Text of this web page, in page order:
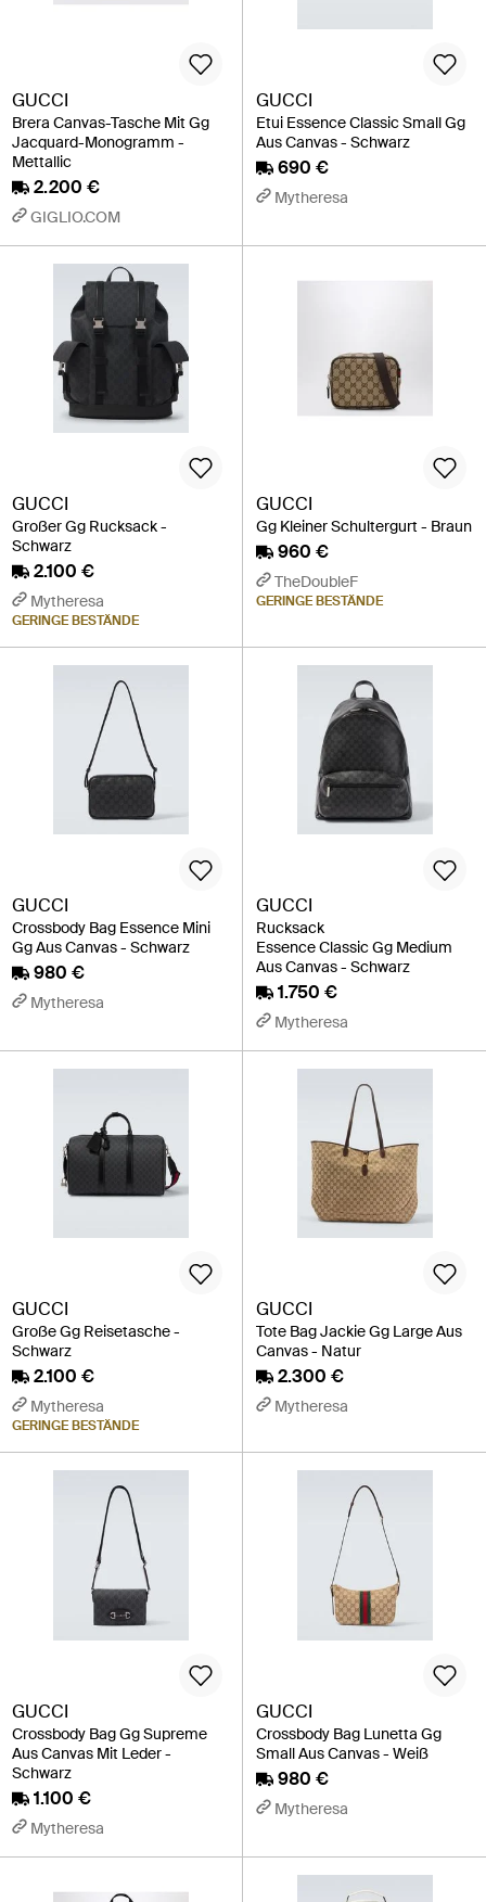
GUCCI
Brera Canvas-Tasche Mit Gg
Jacquard-Monogramm -
Mettallic
2.200 €
GIGLIO.COM
GUCCI
Etui Essence Classic Small Gg
Aus Canvas - Schwarz
690 €
Mytheresa
GUCCI
Großer Gg Rucksack -
Schwarz
2.100 €
Mytheresa
GERINGE BESTÄNDE
GUCCI
Gg Kleiner Schultergurt - Braun
960 €
TheDoubleF
GERINGE BESTÄNDE
GUCCI
Crossbody Bag Essence Mini
Gg Aus Canvas - Schwarz
980 €
Mytheresa
GUCCI
Rucksack
Essence Classic Gg Medium
Aus Canvas - Schwarz
1.750 €
Mytheresa
GUCCI
Große Gg Reisetasche -
Schwarz
2.100 €
Mytheresa
GERINGE BESTÄNDE
GUCCI
Tote Bag Jackie Gg Large Aus
Canvas - Natur
2.300 €
Mytheresa
GUCCI
Crossbody Bag Gg Supreme
Aus Canvas Mit Leder -
Schwarz
1.100 €
Mytheresa
GUCCI
Crossbody Bag Lunetta Gg
Small Aus Canvas - Weiß
980 €
Mytheresa